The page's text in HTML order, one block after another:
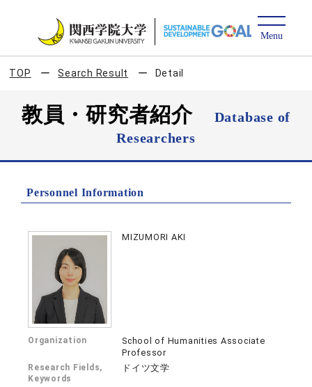
TOP Search Result Detail
教員・研究者紹介
Database of
Researchers
Personnel Information
MIZUMORI AKI
Organization
School of Humanities Associate
Professor
Research Fields,
Keywords
ドイツ文学